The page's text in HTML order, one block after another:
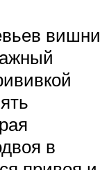
вишни
в